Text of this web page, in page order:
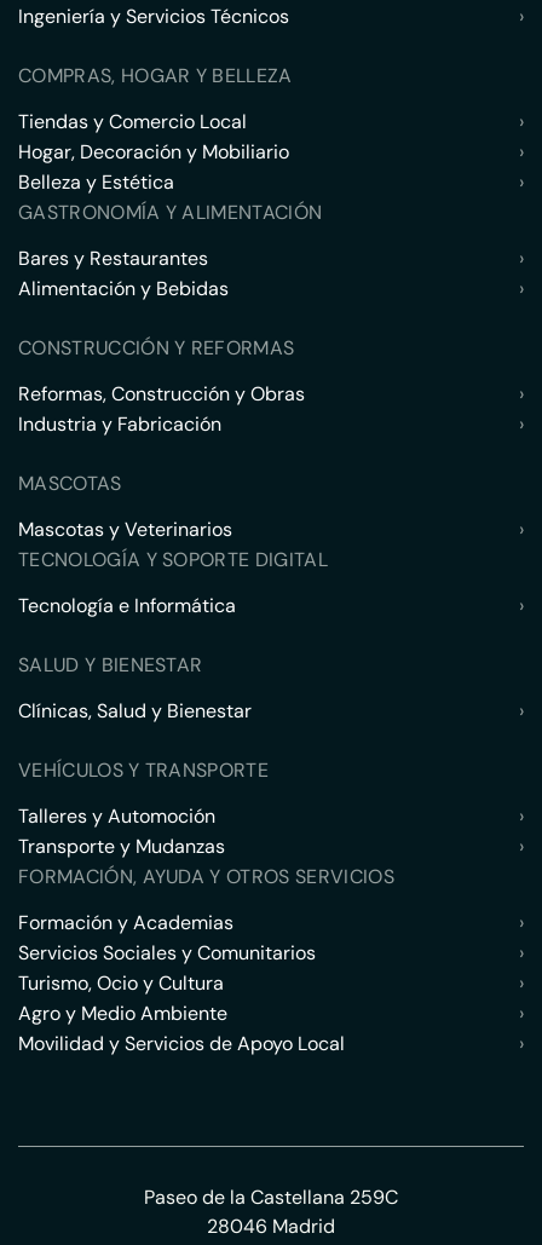
Ingeniería y Servicios Técnicos
›
COMPRAS, HOGAR Y BELLEZA
Tiendas y Comercio Local
›
Hogar, Decoración y Mobiliario
›
Belleza y Estética
›
GASTRONOMÍA Y ALIMENTACIÓN
Bares y Restaurantes
›
Alimentación y Bebidas
›
CONSTRUCCIÓN Y REFORMAS
Reformas, Construcción y Obras
›
Industria y Fabricación
›
MASCOTAS
Mascotas y Veterinarios
›
TECNOLOGÍA Y SOPORTE DIGITAL
Tecnología e Informática
›
SALUD Y BIENESTAR
Clínicas, Salud y Bienestar
›
VEHÍCULOS Y TRANSPORTE
Talleres y Automoción
›
Transporte y Mudanzas
›
FORMACIÓN, AYUDA Y OTROS SERVICIOS
Formación y Academias
›
Servicios Sociales y Comunitarios
›
Turismo, Ocio y Cultura
›
Agro y Medio Ambiente
›
Movilidad y Servicios de Apoyo Local
›
Paseo de la Castellana 259C
28046 Madrid